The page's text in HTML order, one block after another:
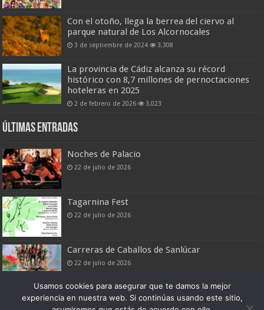
Con el otoño, llega la berrea del ciervo al
parque natural de Los Alcornocales
3 de septiembre de 2024 3,308
La provincia de Cádiz alcanza su récord
histórico con 8,7 millones de pernoctaciones
hoteleras en 2025
2 de febrero de 2026 3,023
Últimas entradas
Noches de Palacio
22 de julio de 2026
Tagarnina Fest
22 de julio de 2026
Carreras de Caballos de Sanlúcar
22 de julio de 2026
Usamos cookies para asegurar que te damos la mejor
experiencia en nuestra web. Si continúas usando este sitio,